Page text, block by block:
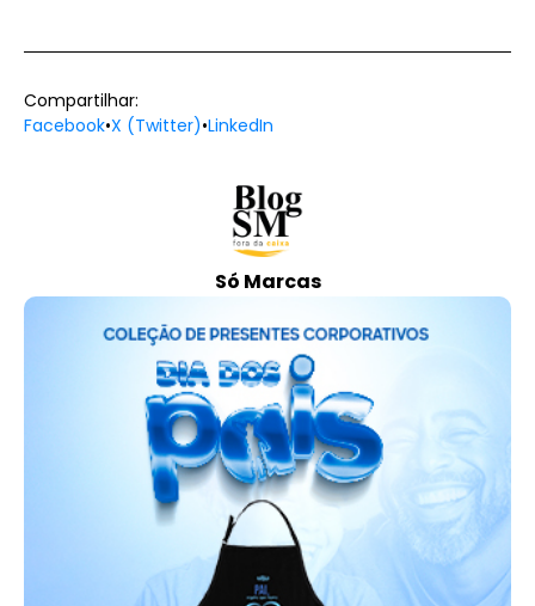
Só Marcas
Compartilhar:
Facebook•X (Twitter)•LinkedIn